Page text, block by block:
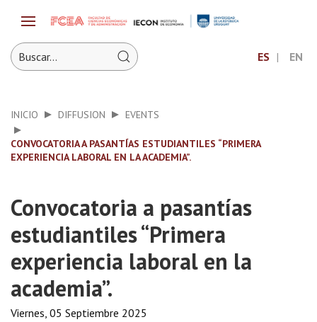
ES EN
INICIO DIFFUSION EVENTS
CONVOCATORIA A PASANTÍAS ESTUDIANTILES “PRIMERA
EXPERIENCIA LABORAL EN LA ACADEMIA”.
Convocatoria a pasantías
estudiantiles “Primera
experiencia laboral en la
academia”.
Viernes, 05 Septiembre 2025